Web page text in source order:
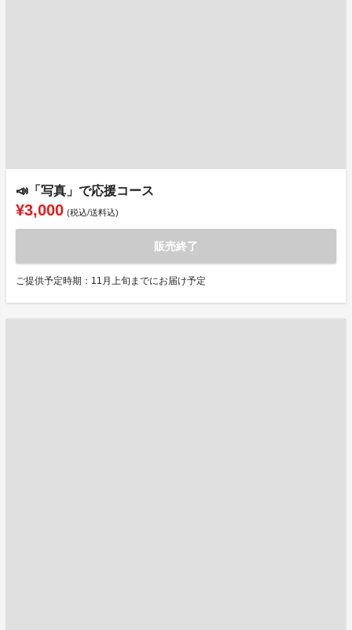
📣「写真」で応援コース
¥3,000 (税込/送料込)
販売終了
ご提供予定時期：11月上旬までにお届け予定